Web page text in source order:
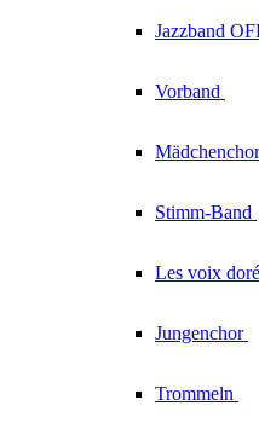
Jazzband
Vorband
Stimm-Band
Les voix
Jungenchor
Trommeln